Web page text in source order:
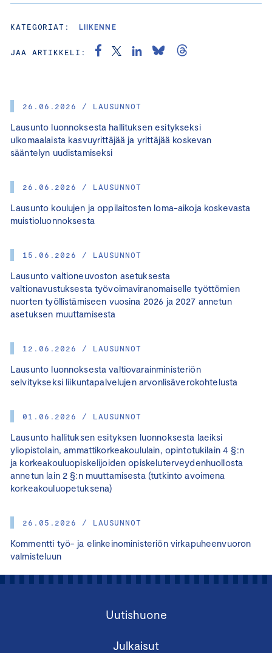
26.06.2026 / LAUSUNNOT
Lausunto luonnoksesta hallituksen esitykseksi
ulkomaalaista kasvuyrittäjää ja yrittäjää koskevan
sääntelyn uudistamiseksi
26.06.2026 / LAUSUNNOT
Lausunto koulujen ja oppilaitosten loma-aikoja koskevasta
muistioluonnoksesta
15.06.2026 / LAUSUNNOT
Lausunto valtioneuvoston asetuksesta
valtionavustuksesta työvoimaviranomaiselle työttömien
nuorten työllistämiseen vuosina 2026 ja 2027 annetun
asetuksen muuttamisesta
12.06.2026 / LAUSUNNOT
Lausunto luonnoksesta valtiovarainministeriön
selvitykseksi liikuntapalvelujen arvonlisäverokohtelusta
01.06.2026 / LAUSUNNOT
Lausunto hallituksen esityksen luonnoksesta laeiksi
yliopistolain, ammattikorkeakoululain, opintotukilain 4 §:n
ja korkeakouluopiskelijoiden opiskeluterveydenhuollosta
annetun lain 2 §:n muuttamisesta (tutkinto avoimena
korkeakouluopetuksena)
26.05.2026 / LAUSUNNOT
Kommentti työ- ja elinkeinoministeriön virkapuheenvuoron
valmisteluun
KATEGORIAT: LIIKENNE
JAA ARTIKKELI:
Uutishuone
Julkaisut